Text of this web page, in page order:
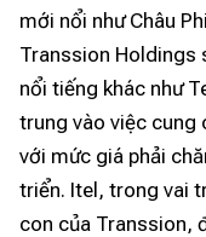
mới nổi như Châu
Transsion Holdings
nổi tiếng khác như
trung vào việc cung
với mức giá phải
triển. Itel, trong vai
con của Transsion,